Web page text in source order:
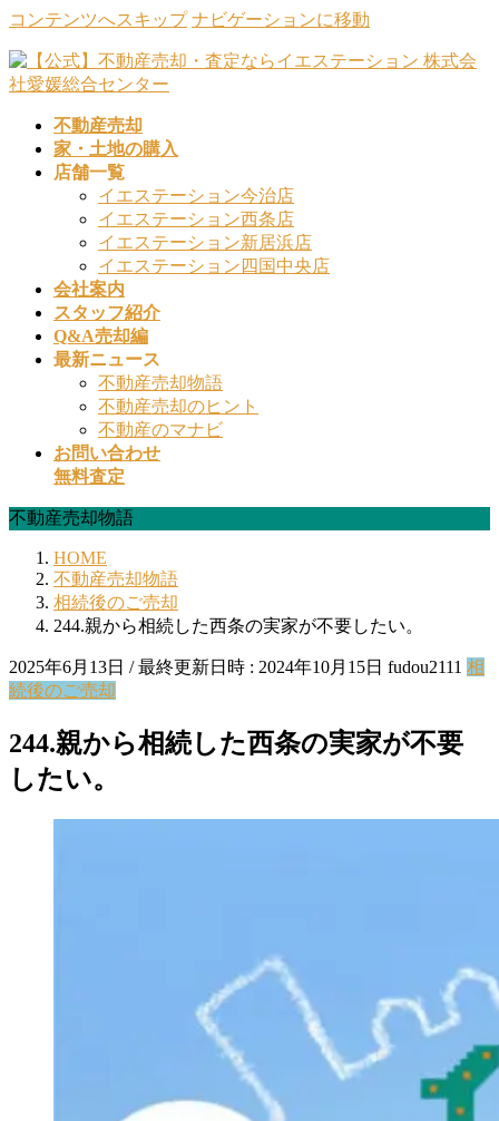
コンテンツへスキップ ナビゲーションに移動
不動産売却
家・土地の購入
店舗一覧
イエステーション今治店
イエステーション西条店
イエステーション新居浜店
イエステーション四国中央店
会社案内
スタッフ紹介
Q&A売却編
最新ニュース
不動産売却物語
不動産売却のヒント
不動産のマナビ
お問い合わせ
無料査定
不動産売却物語
HOME
不動産売却物語
相続後のご売却
244.親から相続した西条の実家が不要したい。
2025年6月13日 / 最終更新日時 : 2024年10月15日 fudou2111 相
続後のご売却
244.親から相続した西条の実家が不要
したい。